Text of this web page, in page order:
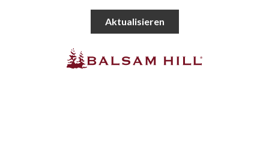
Aktualisieren